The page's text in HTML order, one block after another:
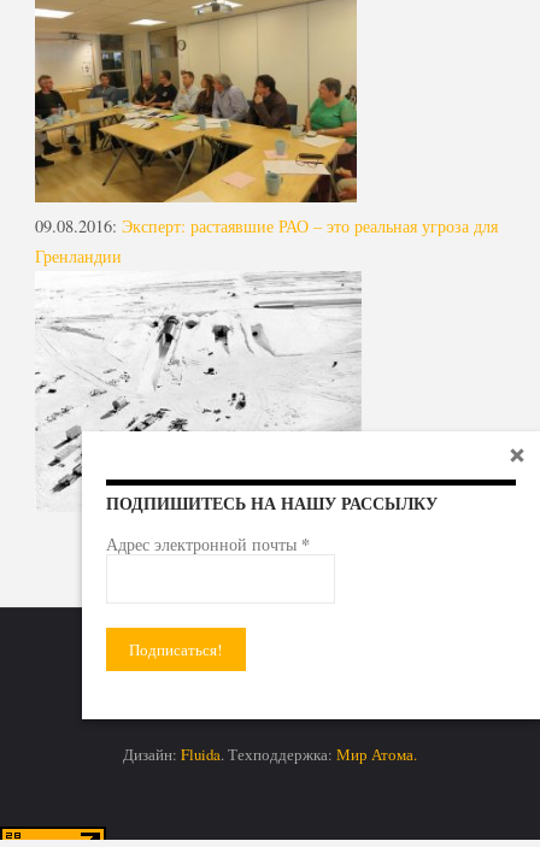
09.08.2016: Эксперт: растаявшие РАО – это реальная угроза для
Гренландии
Дизайн: Fluida. Техподдержка: Мир Атома.
ПОДПИШИТЕСЬ НА НАШУ РАССЫЛКУ
Адрес электронной почты *